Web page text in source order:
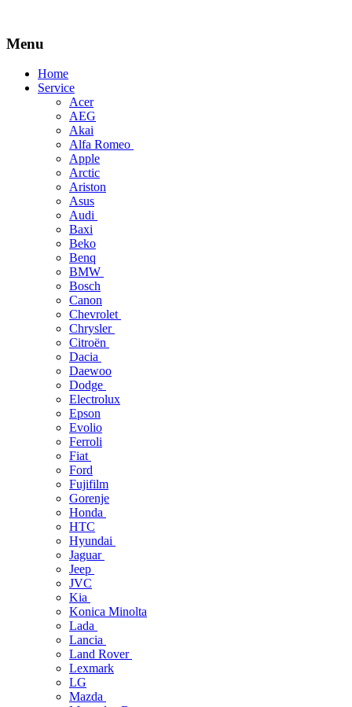
Menu
Skip
Home
Service
Acer
AEG
Akai
Alfa Romeo
Apple
Arctic
Ariston
Asus
Audi
Baxi
Beko
Benq
BMW
Bosch
Canon
Chevrolet
Chrysler
Citroën
Dacia
Daewoo
Dodge
Electrolux
Epson
Evolio
Ferroli
Fiat
Ford
Fujifilm
Gorenje
Honda
HTC
Hyundai
Jaguar
Jeep
JVC
Kia
Konica Minolta
Lada
Lancia
Land Rover
Lexmark
LG
Mazda